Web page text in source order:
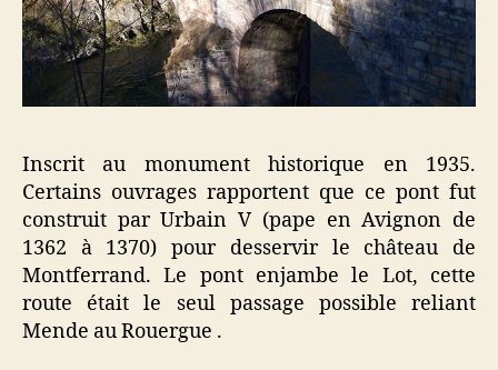
Inscrit au monument historique en 1935.
Certains ouvrages rapportent que ce pont fut
construit par Urbain V (pape en Avignon de
1362 à 1370) pour desservir le château de
Montferrand. Le pont enjambe le Lot, cette
route était le seul passage possible reliant
Mende au Rouergue .